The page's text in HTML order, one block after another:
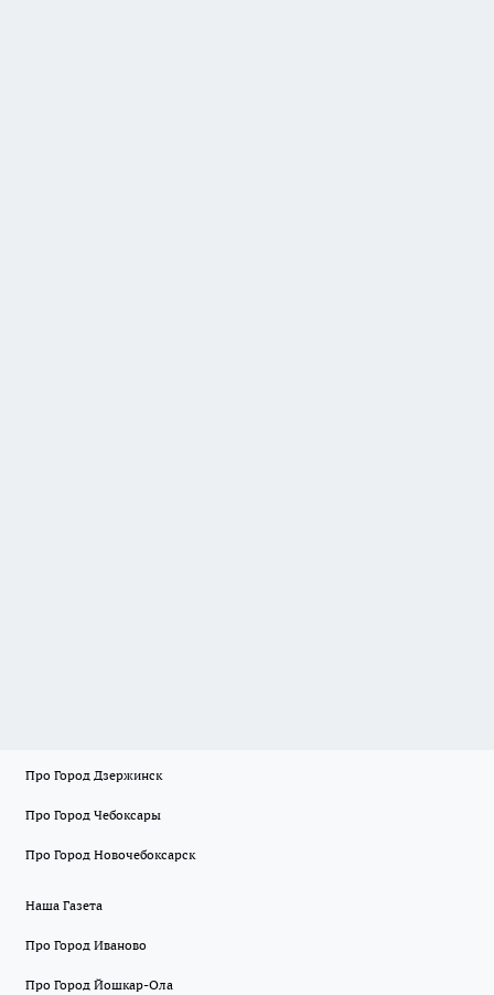
Про Город Дзержинск
Про Город Чебоксары
Про Город Новочебоксарск
Наша Газета
Про Город Иваново
Про Город Йошкар-Ола